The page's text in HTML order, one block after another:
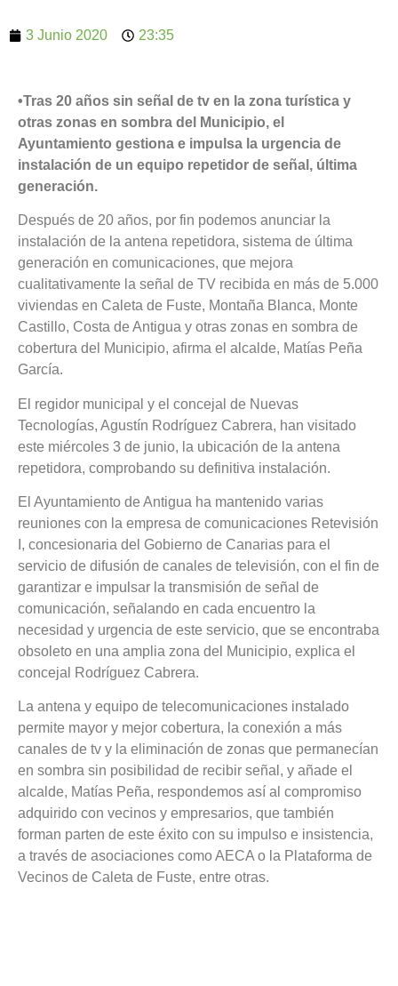
3 Junio 2020 23:35
•Tras 20 años sin señal de tv en la zona turística y
otras zonas en sombra del Municipio, el
Ayuntamiento gestiona e impulsa la urgencia de
instalación de un equipo repetidor de señal, última
generación.
Después de 20 años, por fin podemos anunciar la
instalación de la antena repetidora, sistema de última
generación en comunicaciones, que mejora
cualitativamente la señal de TV recibida en más de 5.000
viviendas en Caleta de Fuste, Montaña Blanca, Monte
Castillo, Costa de Antigua y otras zonas en sombra de
cobertura del Municipio, afirma el alcalde, Matías Peña
García.
El regidor municipal y el concejal de Nuevas
Tecnologías, Agustín Rodríguez Cabrera, han visitado
este miércoles 3 de junio, la ubicación de la antena
repetidora, comprobando su definitiva instalación.
El Ayuntamiento de Antigua ha mantenido varias
reuniones con la empresa de comunicaciones Retevisión
I, concesionaria del Gobierno de Canarias para el
servicio de difusión de canales de televisión, con el fin de
garantizar e impulsar la transmisión de señal de
comunicación, señalando en cada encuentro la
necesidad y urgencia de este servicio, que se encontraba
obsoleto en una amplia zona del Municipio, explica el
concejal Rodríguez Cabrera.
La antena y equipo de telecomunicaciones instalado
permite mayor y mejor cobertura, la conexión a más
canales de tv y la eliminación de zonas que permanecían
en sombra sin posibilidad de recibir señal, y añade el
alcalde, Matías Peña, respondemos así al compromiso
adquirido con vecinos y empresarios, que también
forman parten de este éxito con su impulso e insistencia,
a través de asociaciones como AECA o la Plataforma de
Vecinos de Caleta de Fuste, entre otras.